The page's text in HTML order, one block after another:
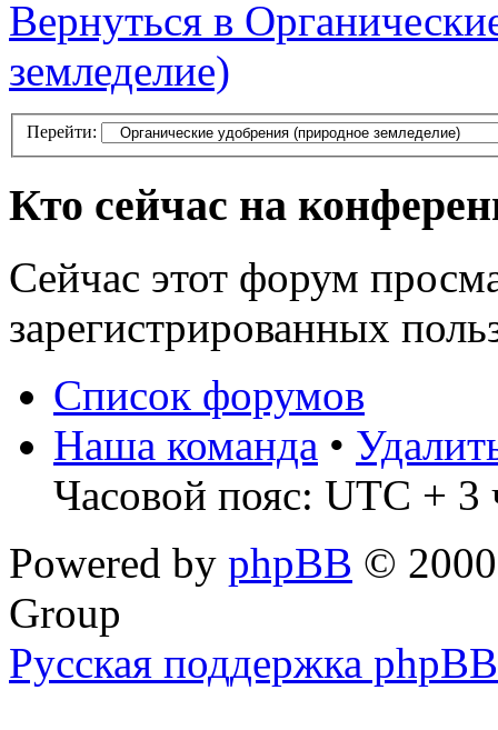
Вернуться в
земледелие)
Перейти:
Кто сейчас на
Сейчас этот форум
зарегистрированных
Список форумов
Наша команда •
Часовой пояс: UTC + 3
Powered by phpBB ©
Group
Русская поддержка phpBB